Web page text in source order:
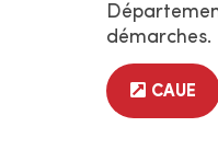
démarches.
CAUE